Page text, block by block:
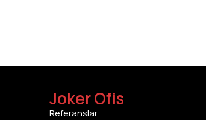
Joker Ofis
Referanslar